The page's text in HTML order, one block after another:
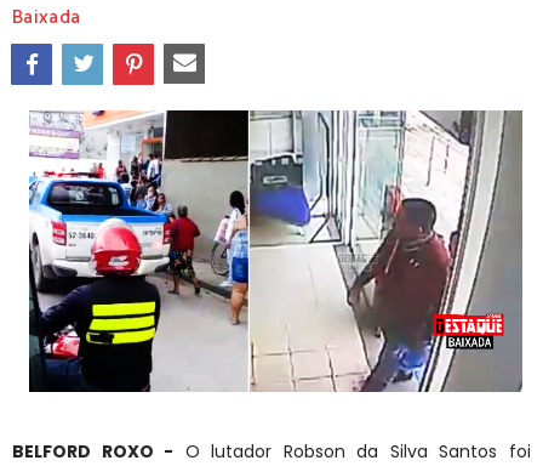
Baixada
BELFORD ROXO - O lutador Robson da Silva Santos foi